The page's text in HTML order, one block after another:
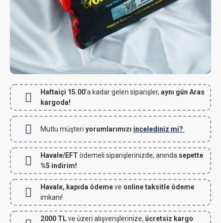
Haftaiçi 15.00'a kadar gelen siparişler, aynı gün Aras
kargoda!
Mutlu müşteri yorumlarımızı incelediniz mi?
Havale/EFT ödemeli siparişlerinizde, anında sepette
%5 indirim!
Havale, kapıda ödemeve online taksitle ödeme
imkanı!
2000 TLve üzeri alışverişlerinize, ücretsiz kargo